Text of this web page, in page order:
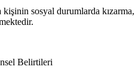
sosyal durumlarda
Belirtileri